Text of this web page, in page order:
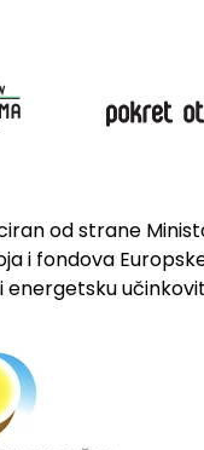
od strane
i fondova
energetsku